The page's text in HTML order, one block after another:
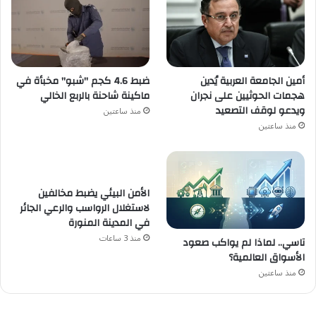
أمين الجامعة العربية يُدين
هجمات الحوثيين على نجران
ويدعو لوقف التصعيد
منذ ساعتين
ضبط 4.6 كجم "شبو" مخبأة في
ماكينة شاحنة بالربع الخالي
منذ ساعتين
تاسي.. لماذا لم يواكب صعود
الأسواق العالمية؟
منذ ساعتين
الأمن البيئي يضبط مخالفين
لاستغلال الرواسب والرعي الجائر
في المدينة المنورة
منذ 3 ساعات